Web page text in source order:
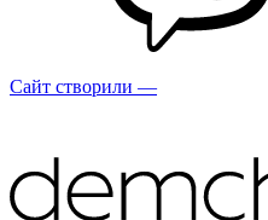
Сайт створили —